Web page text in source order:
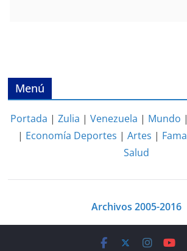
Menú
Portada | Zulia | Venezuela | Mundo |
| Economía Deportes | Artes | Fama
Salud
Archivos 2005-2016